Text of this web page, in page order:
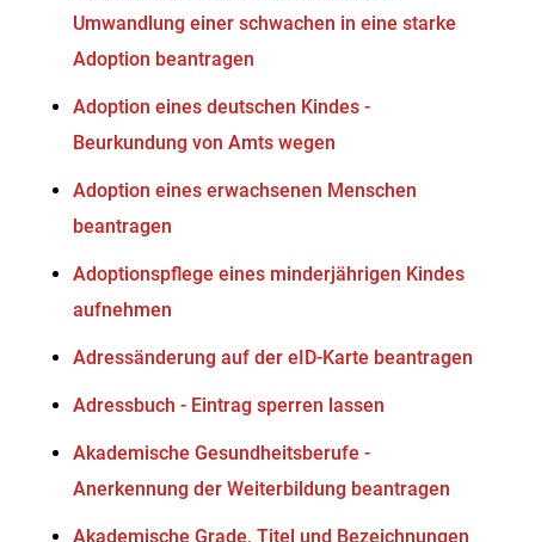
Umwandlung einer schwachen in eine starke
Adoption beantragen
Adoption eines deutschen Kindes -
Beurkundung von Amts wegen
Adoption eines erwachsenen Menschen
beantragen
Adoptionspflege eines minderjährigen Kindes
aufnehmen
Adressänderung auf der eID-Karte beantragen
Adressbuch - Eintrag sperren lassen
Akademische Gesundheitsberufe -
Anerkennung der Weiterbildung beantragen
Akademische Grade, Titel und Bezeichnungen